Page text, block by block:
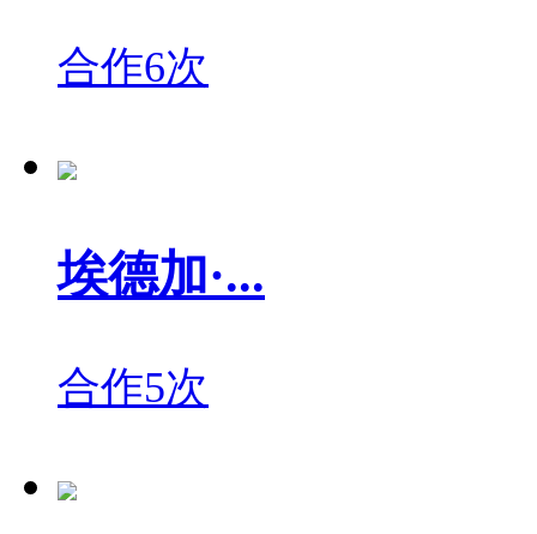
合作6次
埃德加·...
合作5次